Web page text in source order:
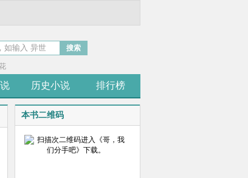
搜索
历史小说 排行榜
本书二维码